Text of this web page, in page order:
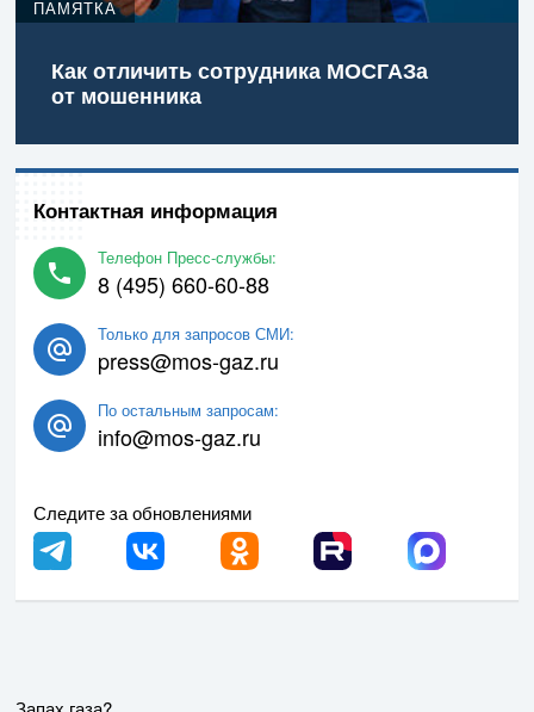
ПАМЯТКА
Как отличить сотрудника МОСГАЗа
от мошенника
Контактная информация
Телефон Пресс-службы:
8 (495) 660-60-88
Только для запросов СМИ:
press@mos-gaz.ru
По остальным запросам:
info@mos-gaz.ru
Следите за обновлениями